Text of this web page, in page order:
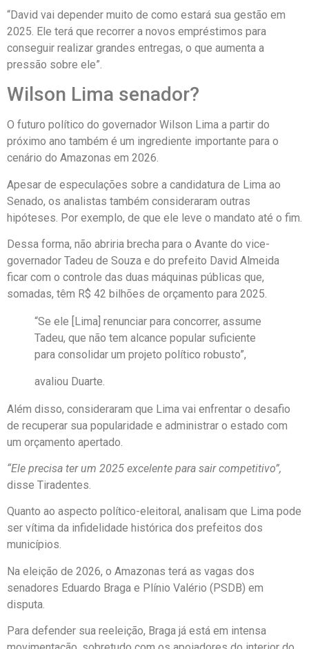
“David vai depender muito de como estará sua gestão em
2025. Ele terá que recorrer a novos empréstimos para
conseguir realizar grandes entregas, o que aumenta a
pressão sobre ele”.
Wilson Lima senador?
O futuro político do governador Wilson Lima a partir do
próximo ano também é um ingrediente importante para o
cenário do Amazonas em 2026.
Apesar de especulações sobre a candidatura de Lima ao
Senado, os analistas também consideraram outras
hipóteses. Por exemplo, de que ele leve o mandato até o fim.
Dessa forma, não abriria brecha para o Avante do vice-
governador Tadeu de Souza e do prefeito David Almeida
ficar com o controle das duas máquinas públicas que,
somadas, têm R$ 42 bilhões de orçamento para 2025.
“Se ele [Lima] renunciar para concorrer, assume
Tadeu, que não tem alcance popular suficiente
para consolidar um projeto político robusto”,
avaliou Duarte.
Além disso, consideraram que Lima vai enfrentar o desafio
de recuperar sua popularidade e administrar o estado com
um orçamento apertado.
“Ele precisa ter um 2025 excelente para sair competitivo”,
disse Tiradentes.
Quanto ao aspecto político-eleitoral, analisam que Lima pode
ser vítima da infidelidade histórica dos prefeitos dos
municípios.
Na eleição de 2026, o Amazonas terá as vagas dos
senadores Eduardo Braga e Plínio Valério (PSDB) em
disputa.
Para defender sua reeleição, Braga já está em intensa